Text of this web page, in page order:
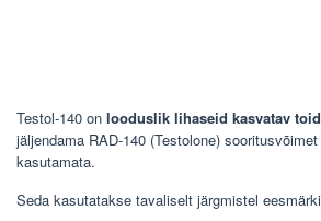
Testol-140 on looduslik lihaseid kasvatav
jäljendama RAD-140 (Testolone)
kasutamata.
Seda kasutatakse tavaliselt järgmistel